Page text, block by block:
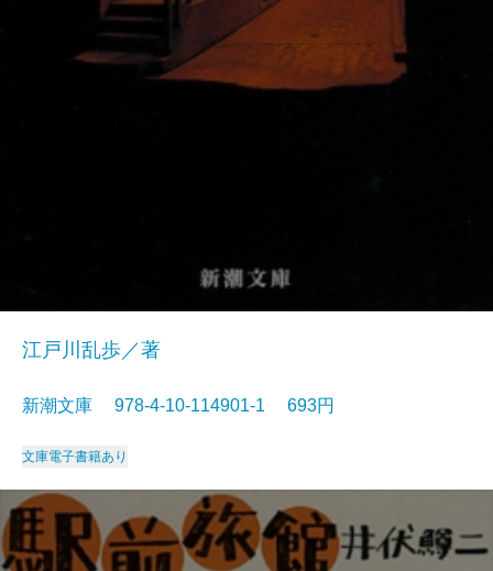
江戸川乱歩／著
新潮文庫 978-4-10-114901-1 693円
文庫電子書籍あり